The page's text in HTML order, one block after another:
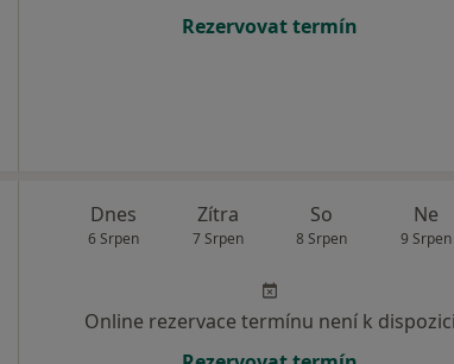
Rezervovat termín
Dnes
6 Srpen
Zítra
7 Srpen
So
8 Srpen
Ne
9 Srpen
Online rezervace termínu není k dispozici